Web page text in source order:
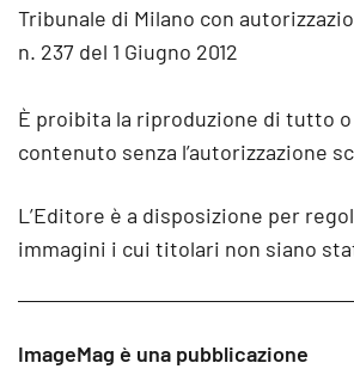
Tribunale di Milano con
n. 237 del 1 Giugno 2012
È proibita la riproduzione di tutto
contenuto senza l’autorizzazione
L’Editore è a disposizione per
immagini i cui titolari non siano
ImageMag è una pubblicazione